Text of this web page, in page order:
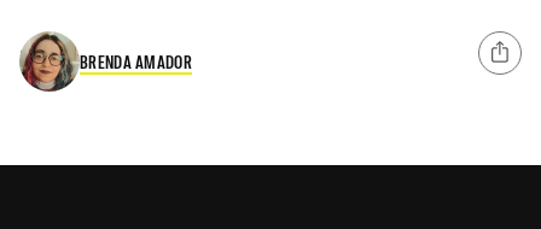
BRENDA AMADOR